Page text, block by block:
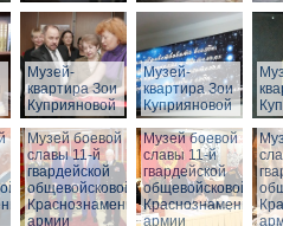
Музей-
квартира Зои
Куприяновой
Музей-
квартира Зои
Куприяновой
Музей боевой
славы 11-й
гвардейской
общевойсковой
Краснознаменной
армии
Музей боевой
славы 11-й
гвардейской
общевойсковой
Краснознаменной
армии